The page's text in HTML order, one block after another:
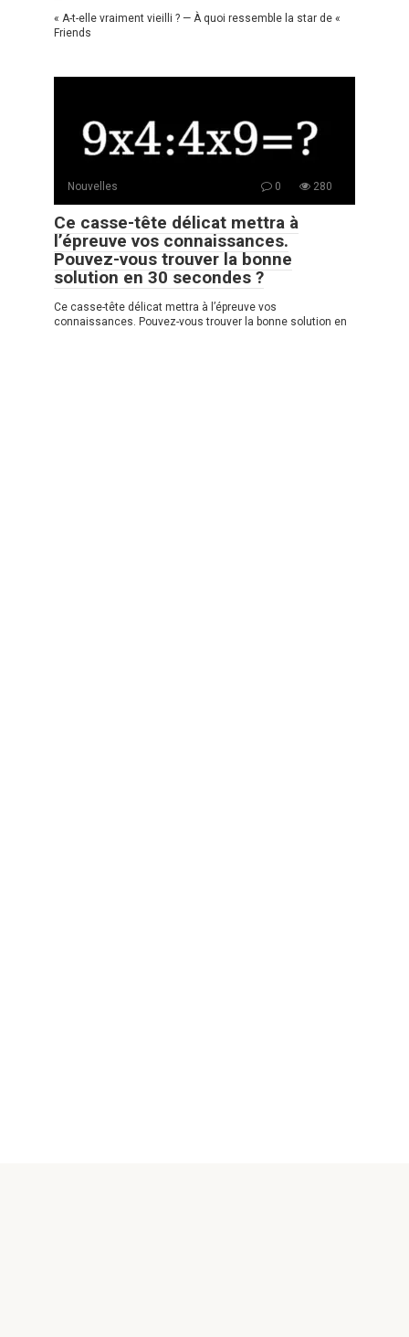
« A-t-elle vraiment vieilli ? — À quoi ressemble la star de «
Friends
Nouvelles 0 280
Ce casse-tête délicat mettra à
l’épreuve vos connaissances.
Pouvez-vous trouver la bonne
solution en 30 secondes ?
Ce casse-tête délicat mettra à l’épreuve vos
connaissances. Pouvez-vous trouver la bonne solution en